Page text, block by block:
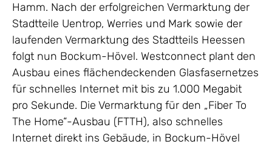
Hamm. Nach der erfolgreichen Vermarktung der
Stadtteile Uentrop, Werries und Mark sowie der
laufenden Vermarktung des Stadtteils Heessen
folgt nun Bockum-Hövel. Westconnect plant den
Ausbau eines flächendeckenden Glasfasernetzes
für schnelles Internet mit bis zu 1.000 Megabit
pro Sekunde. Die Vermarktung für den „Fiber To
The Home“-Ausbau (FTTH), also schnelles
Internet direkt ins Gebäude, in Bockum-Hövel